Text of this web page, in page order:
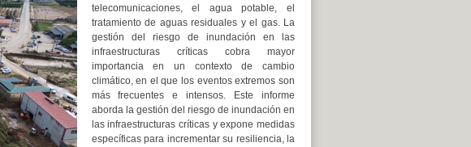
telecomunicaciones, el agua potable, el
tratamiento de aguas residuales y el gas. La
gestión del riesgo de inundación en las
infraestructuras críticas cobra mayor
importancia en un contexto de cambio
climático, en el que los eventos extremos son
más frecuentes e intensos. Este informe
aborda la gestión del riesgo de inundación en
las infraestructuras críticas y expone medidas
específicas para incrementar su resiliencia, la